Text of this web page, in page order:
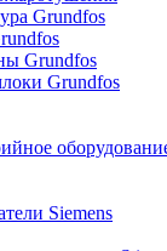
Grundfos
Grundfos
Grundfos
Siemens